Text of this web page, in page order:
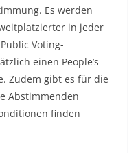
Es werden
in jeder
Voting-
einen People’s
Zudem gibt es für die
Abstimmenden
finden